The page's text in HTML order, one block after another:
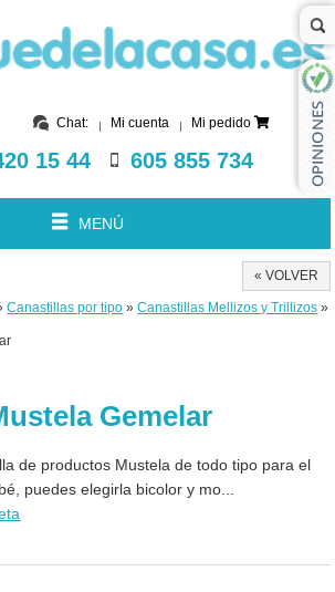
Chat: Mi cuenta Mi pedido
15 44 605 855 734
MENÚ
« VOLVER
Canastillas por tipo »Canastillas Mellizos y Trillizos »
Gemelar
de productos Mustela de todo tipo para el
puedes elegirla bicolor y mo...